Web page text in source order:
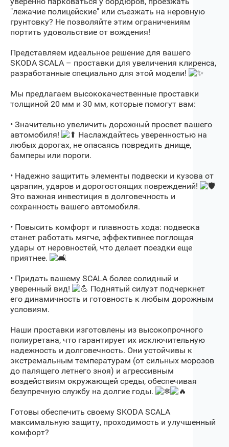
"лежачие полицейские" или съезжать на неровную
грунтовку? Не позволяйте этим ограничениям
портить удовольствие от вождения!
Представляем идеальное решение для вашего
SKODA SCALA – проставки для увеличения клиренса,
разработанные специально для этой модели!
Мы предлагаем высококачественные проставки
толщиной 20 мм и 30 мм, которые помогут вам:
• Значительно увеличить дорожный просвет вашего
автомобиля!
Наслаждайтесь уверенностью на
любых дорогах, не опасаясь повредить днище,
бамперы или пороги.
• Надежно защитить элементы подвески и кузова от
царапин, ударов и дорогостоящих повреждений!
Это важная инвестиция в долговечность и
сохранность вашего автомобиля.
• Повысить комфорт и плавность хода: подвеска
станет работать мягче, эффективнее поглощая
удары от неровностей, что делает поездки еще
приятнее.
• Придать вашему SCALA более солидный и
уверенный вид!
Поднятый силуэт подчеркнет
его динамичность и готовность к любым дорожным
условиям.
Наши проставки изготовлены из высокопрочного
полиуретана, что гарантирует их исключительную
надежность и долговечность. Они устойчивы к
экстремальным температурам (от сильных морозов
до палящего летнего зноя) и агрессивным
воздействиям окружающей среды, обеспечивая
безупречную службу на долгие годы.
Готовы обеспечить своему SKODA SCALA
максимальную защиту, проходимость и улучшенный
комфорт?